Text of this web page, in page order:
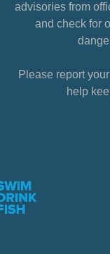
advisories from
and check for
Please report
help